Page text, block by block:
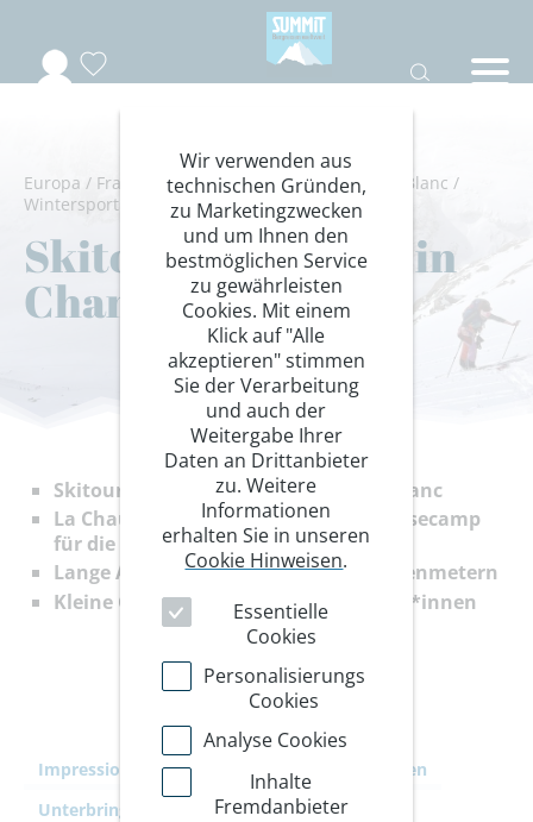
Europa / Frankreich-Schweiz/Auvergne/Mont Blanc /
Wintersport
Skitouren Hotel
Skitourenparadies in
Chamonix
Skitouren vor der Kulisse des Mont Blanc
La Chaumiere Mountain Lodge als Basecamp
für die Tourentage
Lange Abfahrten von bis zu 2700 Höhenmetern
Kleine Gruppe! Maximal 6 Teilnehmer*innen
Impressionen Ihre Reise
Leistungen
Unterbringung
Kommentare
Wir verwenden aus
technischen Gründen,
zu Marketingzwecken
und um Ihnen den
bestmöglichen Service
zu gewährleisten
Cookies. Mit einem
Klick auf "Alle
akzeptieren" stimmen
Sie der Verarbeitung
und auch der
Weitergabe Ihrer
Daten an Drittanbieter
zu. Weitere
Informationen
erhalten Sie in unseren
Cookie Hinweisen.
Essentielle
Cookies
Personalisierungs
Cookies
Analyse Cookies
Inhalte
Fremdanbieter